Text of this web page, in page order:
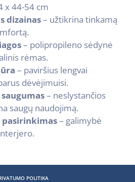
x 44-54 cm
dizainas– užtikrina tinkamą
– polipropileno sėdynė
rėmas.
– paviršius lengvai
dėvėjimuisi.
– neslystančios
saugų naudojimą.
pasirinkimas– galimybė
POLITIKA